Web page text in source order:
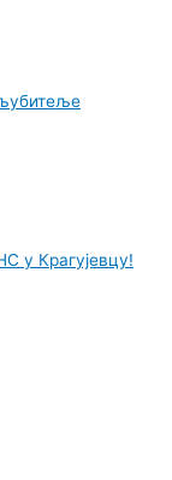
у Крагујевцу!